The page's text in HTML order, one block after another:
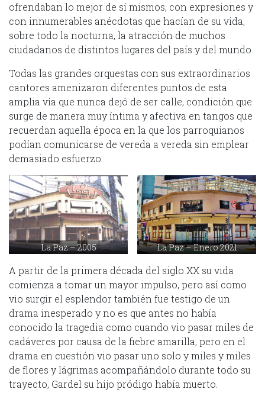
ofrendaban lo mejor de sí mismos, con expresiones y
con innumerables anécdotas que hacían de su vida,
sobre todo la nocturna, la atracción de muchos
ciudadanos de distintos lugares del país y del mundo.
Todas las grandes orquestas con sus extraordinarios
cantores amenizaron diferentes puntos de esta
amplia vía que nunca dejó de ser calle, condición que
surge de manera muy íntima y afectiva en tangos que
recuerdan aquella época en la que los parroquianos
podían comunicarse de vereda a vereda sin emplear
demasiado esfuerzo.
La Paz – 2005 La Paz – Enero 2021
A partir de la primera década del siglo XX su vida
comienza a tomar un mayor impulso, pero así como
vio surgir el esplendor también fue testigo de un
drama inesperado y no es que antes no había
conocido la tragedia como cuando vio pasar miles de
cadáveres por causa de la fiebre amarilla, pero en el
drama en cuestión vio pasar uno solo y miles y miles
de flores y lágrimas acompañándolo durante todo su
trayecto, Gardel su hijo pródigo había muerto.